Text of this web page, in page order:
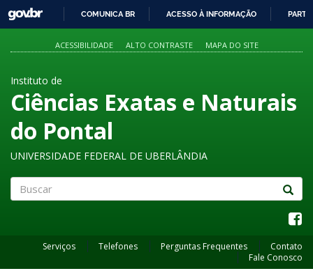
PARA
O
GOVBR
COMUNICA BR ACESSO À INFORMAÇÃO
ACESSIBILIDADE ALTO CONTRASTE MAPA DO SITE
Instituto de
Ciências Exatas e Naturais
do Pontal
UNIVERSIDADE FEDERAL DE UBERLÂNDIA
Serviços Telefones Perguntas Frequentes
Contato
Fale Conosco